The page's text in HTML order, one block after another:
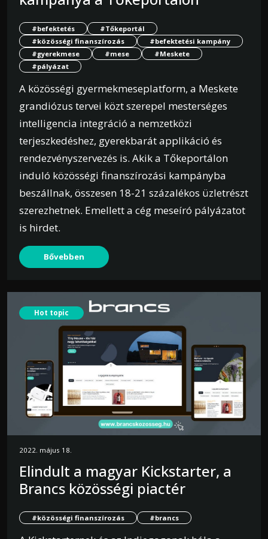
#befektetés
#Tőkeportál
#közösségi finanszírozás
#befektetési kampány
#gyerekmese
#mese
#Meskete
#pályázat
A közösségi gyermekmeseplatform, a Meskete
grandiózus tervei közt szerepel mesterséges
intelligencia integráció a nemzetközi
terjeszkedéshez, gyerekbarát applikáció és
rendezvényszervezés is. Akik a Tőkeportálon
induló közösségi finanszírozási kampányba
beszállnak, összesen 18-21 százalékos üzletrészt
szerezhetnek. Emellett a cég meseíró pályázatot
is hirdet.
Bővebben
Hot topic
2022. május 18.
Elindult a magyar Kickstarter, a
Brancs közösségi piactér
#közösségi finanszírozás #brancs